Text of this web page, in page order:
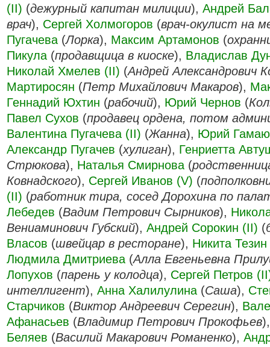
(II) (дежурный капитан милиции), Андрей
врач), Сергей Холмогоров (врач-окулист на
Пугачева (Лорка), Максим Артамонов (
Пикула (продавщица в киоске), Владислав
Николай Хмелев (II) (Андрей Александрович
Мартиросян (Петр Михайлович Макаров),
Геннадий Юхтин (рабочий), Юрий Чернов (
Павел Сухов (продавец ордена, потом
Валентина Пугачева (II) (Жанна), Юрий
Александр Пугачев (хулиган), Генриетта
Стрюкова), Наталья Смирнова (
Ковнадского), Сергей Иванов (V) (
(II) (работник тира, сосед Дорохина по
Лебедев (Вадим Петрович Сырников),
Вениаминович Губский), Андрей Сорокин (II) (
Власов (швейцар в ресторане), Никита Тезин
Людмила Дмитриева (Алла Евгеньевна
Лопухов (парень у колодца), Сергей Петров
интеллигент), Анна Халилулина (Саша),
Старчиков (Виктор Андреевич Серегин),
Афанасьев (Владимир Петрович Прокофьев
Беляев (Василий Макарович Романенко),